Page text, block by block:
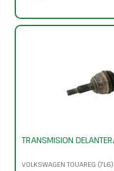
TRANSMISION
VOLKSWAGEN TOUAREG